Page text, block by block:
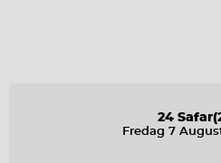
24Safar
Fredag 7